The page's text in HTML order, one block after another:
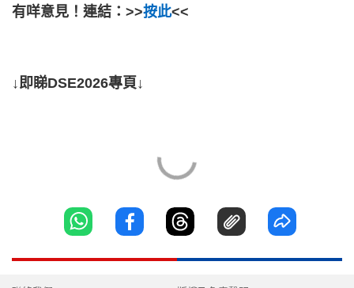
有咩意見！連結：>>按此<<
↓即睇DSE2026專頁↓